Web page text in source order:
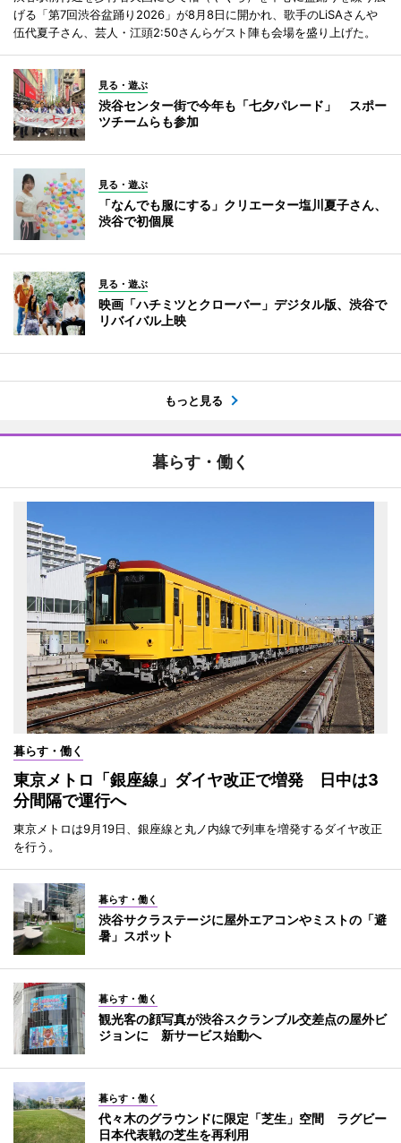
げる「第7回渋谷盆踊り2026」が8月8日に開かれ、歌手のLiSAさんや
伍代夏子さん、芸人・江頭2:50さんらゲスト陣も会場を盛り上げた。
見る・遊ぶ
渋谷センター街で今年も「七夕パレード」 スポー
ツチームらも参加
見る・遊ぶ
「なんでも服にする」クリエーター塩川夏子さん、
渋谷で初個展
見る・遊ぶ
映画「ハチミツとクローバー」デジタル版、渋谷で
リバイバル上映
もっと見る
暮らす・働く
暮らす・働く
東京メトロ「銀座線」ダイヤ改正で増発 日中は3
分間隔で運行へ
東京メトロは9月19日、銀座線と丸ノ内線で列車を増発するダイヤ改正
を行う。
暮らす・働く
渋谷サクラステージに屋外エアコンやミストの「避
暑」スポット
暮らす・働く
観光客の顔写真が渋谷スクランブル交差点の屋外ビ
ジョンに 新サービス始動へ
暮らす・働く
代々木のグラウンドに限定「芝生」空間 ラグビー
日本代表戦の芝生を再利用